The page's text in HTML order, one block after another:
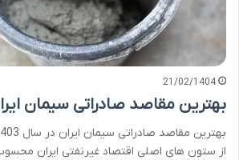
21/02/1404
بهترین مقاصد صادراتی سیمان
از ستون های اصلی اقتصاد غیرنفتی ایران